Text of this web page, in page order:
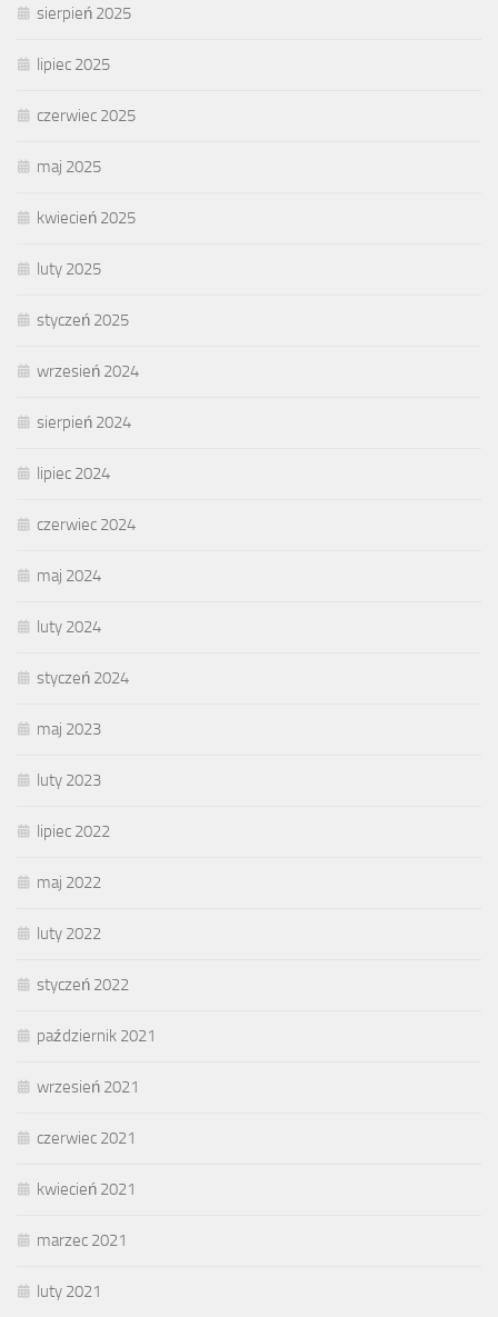
sierpień 2025
lipiec 2025
czerwiec 2025
maj 2025
kwiecień 2025
luty 2025
styczeń 2025
wrzesień 2024
sierpień 2024
lipiec 2024
czerwiec 2024
maj 2024
luty 2024
styczeń 2024
maj 2023
luty 2023
lipiec 2022
maj 2022
luty 2022
styczeń 2022
październik 2021
wrzesień 2021
czerwiec 2021
kwiecień 2021
marzec 2021
luty 2021